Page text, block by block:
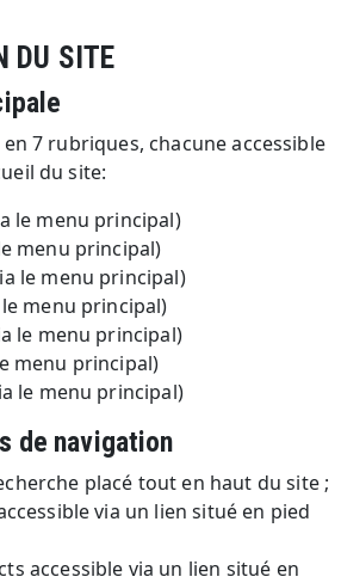
DU SITE
7 rubriques, chacune accessible
du site:
le menu principal)
menu principal)
le menu principal)
menu principal)
le menu principal)
menu principal)
le menu principal)
de navigation
placé tout en haut du site ;
via un lien situé en pied
accessible via un lien situé en